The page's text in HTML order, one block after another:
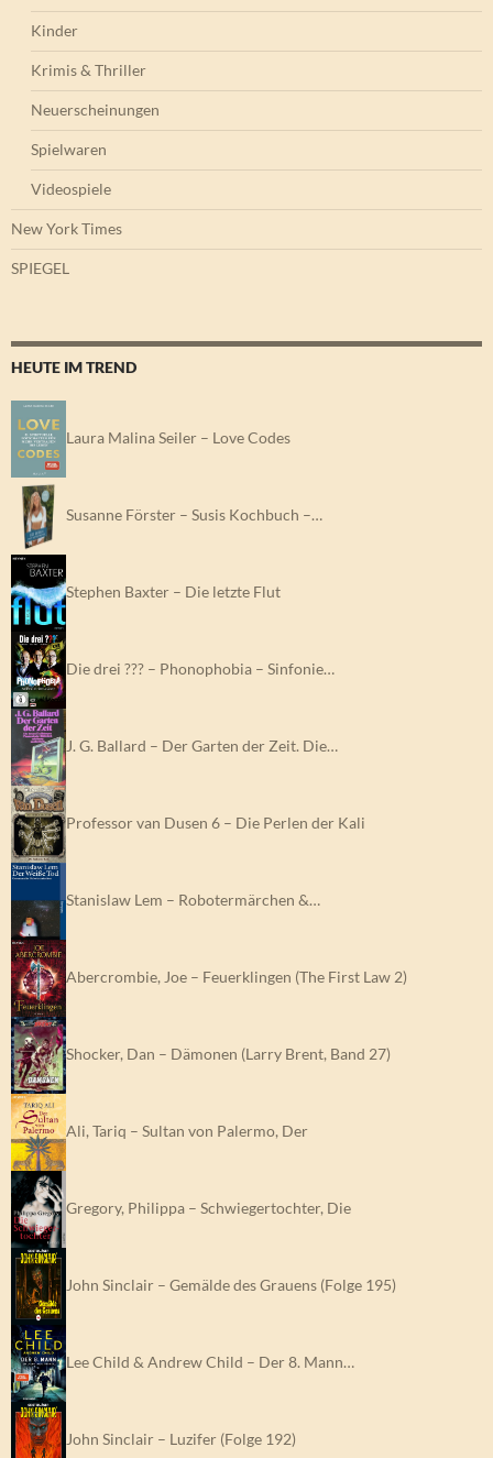
Kinder
Krimis & Thriller
Neuerscheinungen
Spielwaren
Videospiele
New York Times
SPIEGEL
HEUTE IM TREND
Laura Malina Seiler – Love Codes
Susanne Förster – Susis Kochbuch –…
Stephen Baxter – Die letzte Flut
Die drei ??? – Phonophobia – Sinfonie…
J. G. Ballard – Der Garten der Zeit. Die…
Professor van Dusen 6 – Die Perlen der Kali
Stanislaw Lem – Robotermärchen &…
Abercrombie, Joe – Feuerklingen (The First Law 2)
Shocker, Dan – Dämonen (Larry Brent, Band 27)
Ali, Tariq – Sultan von Palermo, Der
Gregory, Philippa – Schwiegertochter, Die
John Sinclair – Gemälde des Grauens (Folge 195)
Lee Child & Andrew Child – Der 8. Mann…
John Sinclair – Luzifer (Folge 192)